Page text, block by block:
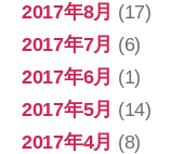
2017年8月 (17)
2017年7月 (6)
2017年6月 (1)
2017年5月 (14)
2017年4月 (8)